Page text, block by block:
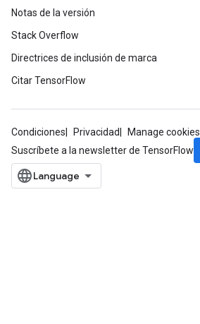
Notas de la versión
Stack Overflow
Directrices de inclusión de marca
Citar TensorFlow
Condiciones Privacidad
Manage cookies
Suscríbete a la newsletter de TensorFlow